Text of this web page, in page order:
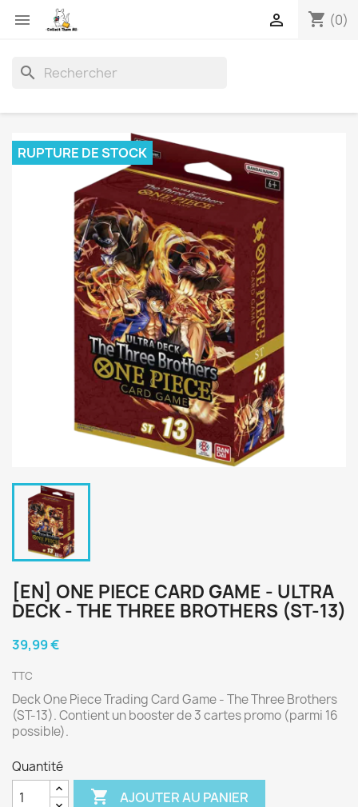
 shopping_cart (0)

search
RUPTURE DE STOCK
[EN] ONE PIECE CARD GAME - ULTRA
DECK - THE THREE BROTHERS (ST-13)
39,99 €
TTC
Deck One Piece Trading Card Game - The Three Brothers
(ST-13). Contient un booster de 3 cartes promo (parmi 16
possible).
Quantité
 AJOUTER AU PANIER